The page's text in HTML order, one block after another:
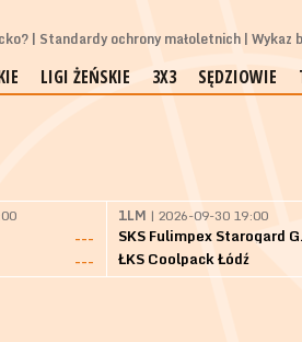
Standardy ochrony małoletnich Wykaz
LIGI ŻEŃSKIE 3X3 SĘDZIOWIE
---
---
1LM | 2026-09-30 19:00
ŁKS Coolpack Łódź